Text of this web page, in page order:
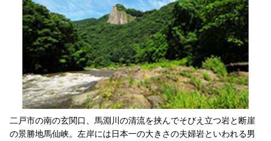
二戸市の南の玄関口、馬淵川の清流を挟んでそびえ立つ岩と断崖
の景勝地馬仙峡。左岸には日本一の大きさの夫婦岩といわれる男